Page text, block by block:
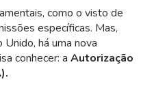
como o visto de
específicas. Mas,
há uma nova
conhecer: a Autorização